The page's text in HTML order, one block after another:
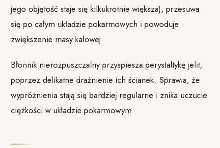
jego objętość staje się kilkukrotnie większa), przesuwa
się po całym układzie pokarmowych i powoduje
zwiększenie masy kałowej.
Błonnik nierozpuszczalny przyspiesza perystaltykę jelit,
poprzez delikatne drażnienie ich ścianek. Sprawia, że
wypróżnienia stają się bardziej regularne i znika uczucie
ciężkości w układzie pokarmowym.